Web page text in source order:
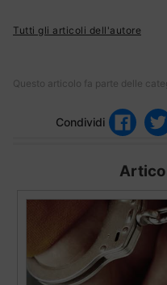
Tutti gli articoli dell'autore
Questo articolo fa parte delle
Condividi